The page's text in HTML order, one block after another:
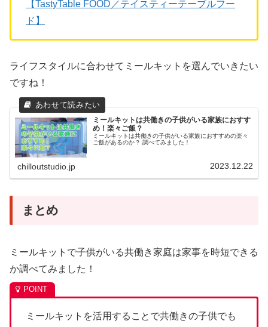
【TastyTable FOOD／テイスティーテーブルフー
ド】
ライフスタイルに合わせてミールキットを選んでいきたい
ですね！
ミールキットは共働きの子供がいる家族におすす
め！楽々ご飯？
ミールキットは共働きの子供がいる家族におすすめの楽々
ご飯があるのか？ 調べてみました！
chilloutstudio.jp 2023.12.22
まとめ
ミールキットで子供がいる共働き家庭は家事を時短できる
か調べてみました！
ミールキットを活用することで共働きの子供でも